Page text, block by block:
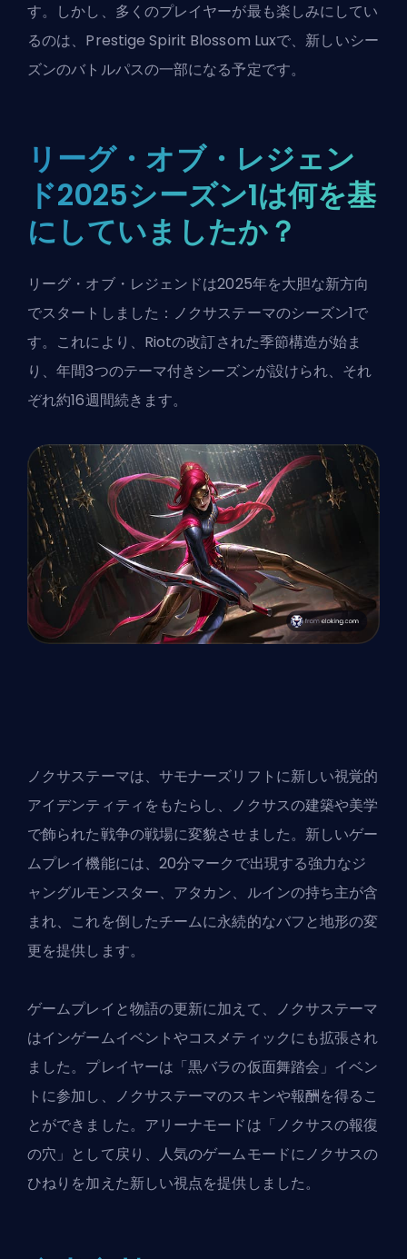
す。しかし、多くのプレイヤーが最も楽しみにしてい
るのは、Prestige Spirit Blossom Luxで、新しいシー
ズンのバトルパスの一部になる予定です。
リーグ・オブ・レジェン
ド2025シーズン1は何を基
にしていましたか？
リーグ・オブ・レジェンドは2025年を大胆な新方向
でスタートしました： ノクサステーマのシーズン1で
す。これにより、Riotの改訂された季節構造が始ま
り、年間3つのテーマ付きシーズンが設けられ、それ
ぞれ約16週間続きます。
ノクサステーマは、サモナーズリフトに新しい視覚的
アイデンティティをもたらし、ノクサスの建築や美学
で飾られた戦争の戦場に変貌させました。新しいゲー
ムプレイ機能には、20分マークで出現する強力なジ
ャングルモンスター、アタカン、ルインの持ち主が含
まれ、これを倒したチームに永続的なバフと地形の変
更を提供します。
ゲームプレイと物語の更新に加えて、ノクサステーマ
はインゲームイベントやコスメティックにも拡張され
ました。プレイヤーは「黒バラの仮面舞踏会」イベン
トに参加し、ノクサステーマのスキンや報酬を得るこ
とができました。 アリーナモードは「ノクサスの報復
の穴」として戻り、人気のゲームモードにノクサスの
ひねりを加えた新しい視点を提供しました。